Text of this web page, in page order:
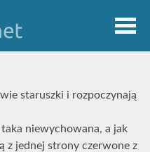
staruszki i rozpoczynają
niewychowana, a jak
z jednej strony czerwone z